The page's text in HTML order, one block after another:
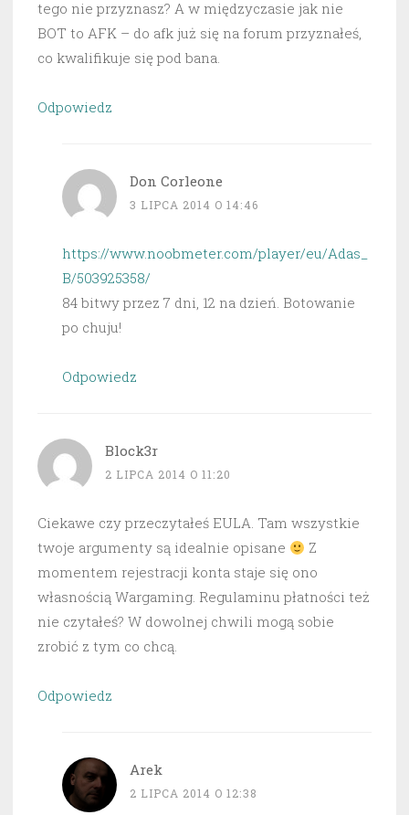
tego nie przyznasz? A w międzyczasie jak nie
BOT to AFK – do afk już się na forum przyznałeś,
co kwalifikuje się pod bana.
Odpowiedz
Don Corleone
3 LIPCA 2014 O 14:46
https://www.noobmeter.com/player/eu/Adas_
B/503925358/
84 bitwy przez 7 dni, 12 na dzień. Botowanie
po chuju!
Odpowiedz
Block3r
2 LIPCA 2014 O 11:20
Ciekawe czy przeczytałeś EULA. Tam wszystkie
twoje argumenty są idealnie opisane
Z
momentem rejestracji konta staje się ono
własnością Wargaming. Regulaminu płatności też
nie czytałeś? W dowolnej chwili mogą sobie
zrobić z tym co chcą.
Odpowiedz
Arek
2 LIPCA 2014 O 12:38